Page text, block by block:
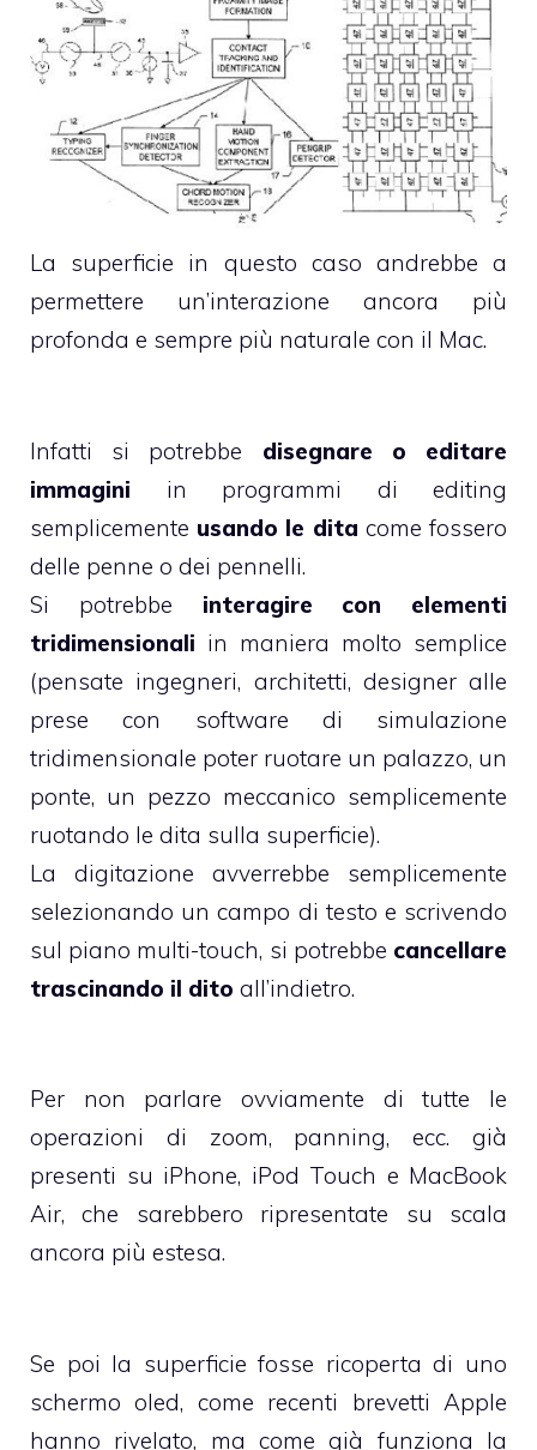
La superficie in questo caso andrebbe a
permettere un’interazione ancora più
profonda e sempre più naturale con il Mac.
Infatti si potrebbe disegnare o editare
immagini in programmi di editing
semplicemente usando le dita come fossero
delle penne o dei pennelli.
Si potrebbe interagire con elementi
tridimensionali in maniera molto semplice
(pensate ingegneri, architetti, designer alle
prese con software di simulazione
tridimensionale poter ruotare un palazzo, un
ponte, un pezzo meccanico semplicemente
ruotando le dita sulla superficie).
La digitazione avverrebbe semplicemente
selezionando un campo di testo e scrivendo
sul piano multi-touch, si potrebbe cancellare
trascinando il dito all’indietro.
Per non parlare ovviamente di tutte le
operazioni di zoom, panning, ecc. già
presenti su iPhone, iPod Touch e MacBook
Air, che sarebbero ripresentate su scala
ancora più estesa.
Se poi la superficie fosse ricoperta di uno
schermo oled, come recenti brevetti Apple
hanno rivelato, ma come già funziona la